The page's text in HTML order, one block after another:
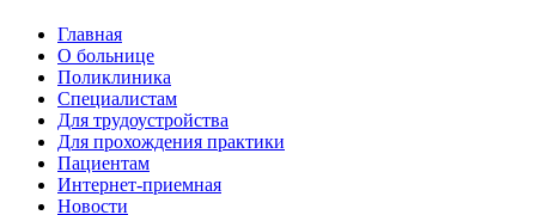
Главная
О больнице
Поликлиника
Специалистам
Для трудоустройства
Для прохождения практики
Пациентам
Интернет-приемная
Новости